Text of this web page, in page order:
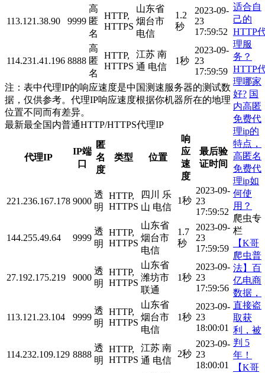
113.121.38.90 9999
高
匿
名
HTTP,
HTTPS
山东省
烟台市
电信
1.2
秒
2023-09-
23
17:59:52
114.231.41.196 8888
高
匿
名
HTTP,
HTTPS
江苏 南
通 电信
1秒
2023-09-
23
17:59:59
注：表中代理IP的响应速度是中国测速服务器的测试数
据，仅供参考。代理IP响应速度根据你机器所在的地理
位置不同而有差异。
最新最全国内普通HTTP/HTTPS代理IP
代理IP
IP端
口
匿
名
度
类型 位置
响
应
速
度
最后验
证时间
221.236.167.178 9000
透
明
HTTP,
HTTPS
四川 乐
山 电信
1秒
2023-09-
23
17:59:52
144.255.49.64 9999
透
明
HTTP,
HTTPS
山东省
烟台市
电信
1.7
秒
2023-09-
23
17:59:59
27.192.175.219 9000
透
明
HTTP,
HTTPS
山东省
潍坊市
联通
1秒
2023-09-
23
17:59:56
113.121.23.104 9999
透
明
HTTP,
HTTPS
山东省
烟台市
电信
1秒
2023-09-
23
18:00:01
114.232.109.129 8888
透
明
HTTP,
HTTPS
江苏 南
通 电信
2秒
2023-09-
23
18:00:01
适合自
己的
HTTP
理服
务？
HTTP
理哪家
好? 国
内高匿
免费代
理ip的
特点，
高匿名
免费代
理ip如
何使
用？
爬虫专
栏
【K哥
爬虫普
法】百
亿电商
数据，
直接盗
取获
利，被
判 5
年！
【K哥